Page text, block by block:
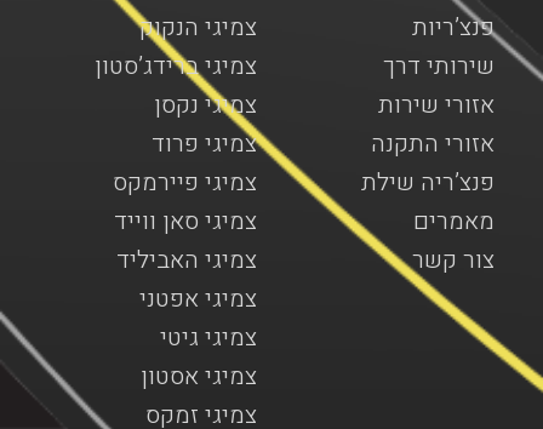
צמיגי הנקוק
צמיגי ברידג’סטון
צמיגי נקסן
צמיגי פרוד
צמיגי פיירמקס
צמיגי סאן ווייד
צמיגי האביליד
צמיגי אפטני
צמיגי גיטי
צמיגי אסטון
צמיגי זמקס
פנצ’ריות
שירותי דרך
אזורי שירות
אזורי התקנה
פנצ’ריה שילת
מאמרים
צור קשר